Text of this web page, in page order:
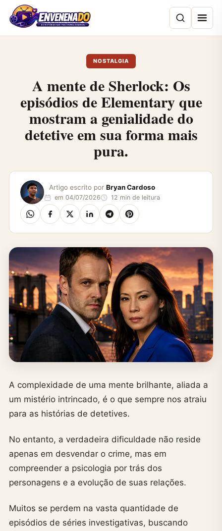
Pular
para
NOSTALGIA
A mente de Sherlock: Os
episódios de Elementary que
mostram a genialidade do
detetive em sua forma mais
pura.
Artigo escrito por Bryan Cardoso
em 04/07/2026 12 min de leitura
A complexidade de uma mente brilhante, aliada a
um mistério intrincado, é o que sempre nos atraiu
para as histórias de detetives.
No entanto, a verdadeira dificuldade não reside
apenas em desvendar o crime, mas em
compreender a psicologia por trás dos
personagens e a evolução de suas relações.
Muitos se perdem na vasta quantidade de
episódios de séries investigativas, buscando